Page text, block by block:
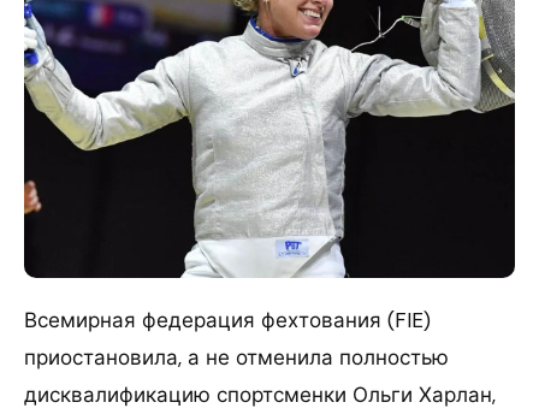
Всемирная федерация фехтования (FIE)
приостановила, а не отменила полностью
дисквалификацию спортсменки Ольги Харлан,